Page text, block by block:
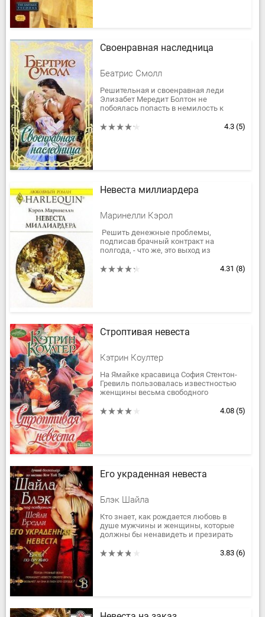
Своенравная наследница
Беатрис Смолл
Решительная и своенравная леди
Элизабет Мередит Болтон не
побоялась попасть в немилость к
отказаться от выгодного брака. Сердце
4.3 (5)
Невеста миллиардера
Маринелли Кэрол
Решить денежные проблемы,
подписав брачный контракт на
полгода, - что же, это выход из
душой, которая противится лжи, и с
4.31 (8)
Строптивая невеста
Кэтрин Коултер
На Ямайке красавица София Стентон-
Гревиль пользовалась известностью
женщины весьма свободного
подтвердить свою сомнительную4.08 (5)
Его украденная невеста
Блэк Шайла
Кто знает, как рождается любовь в
душе мужчины и женщины, которые
должны бы ненавидеть и презирать
запылает жгучая страсть в сердце...
3.83 (6)